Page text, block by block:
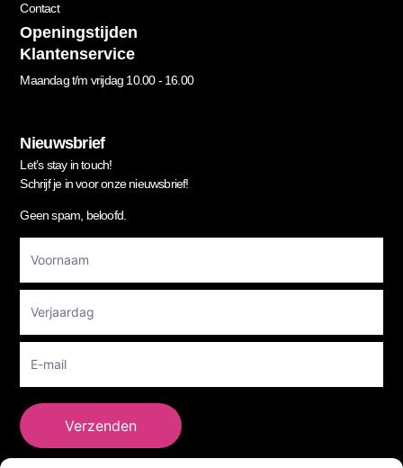
Contact
Openingstijden
Klantenservice
Maandag t/m vrijdag 10.00 - 16.00
Nieuwsbrief
Let’s stay in touch!
Schrijf je in voor onze nieuwsbrief!
Geen spam, beloofd.
Newsletter
Verzenden